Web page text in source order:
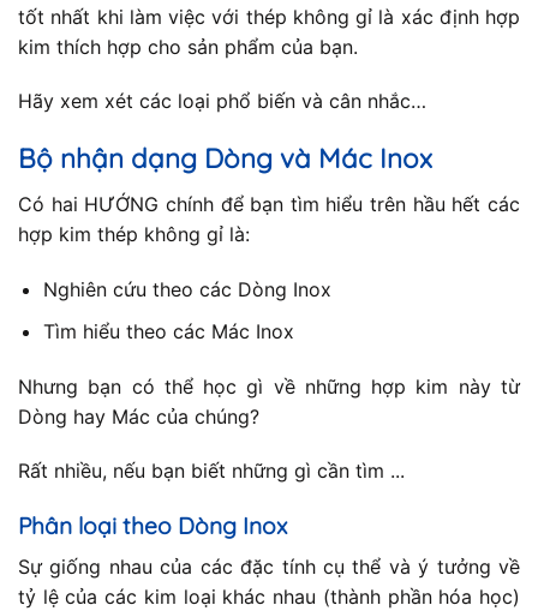
tốt nhất khi làm việc với thép không gỉ là xác định hợp
kim thích hợp cho sản phẩm của bạn.
Hãy xem xét các loại phổ biến và cân nhắc…
Bộ nhận dạng Dòng và Mác Inox
Có hai HƯỚNG chính để bạn tìm hiểu trên hầu hết các
hợp kim thép không gỉ là:
Nghiên cứu theo các Dòng Inox
Tìm hiểu theo các Mác Inox
Nhưng bạn có thể học gì về những hợp kim này từ
Dòng hay Mác của chúng?
Rất nhiều, nếu bạn biết những gì cần tìm ...
Phân loại theo Dòng Inox
Sự giống nhau của các đặc tính cụ thể và ý tưởng về
tỷ lệ của các kim loại khác nhau (thành phần hóa học)